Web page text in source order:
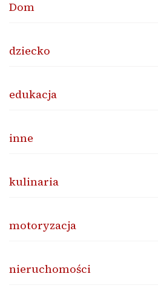
Dom
dziecko
edukacja
inne
kulinaria
motoryzacja
nieruchomości